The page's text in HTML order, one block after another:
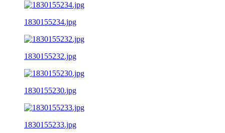
1830155234.jpg
1830155232.jpg
1830155230.jpg
1830155233.jpg